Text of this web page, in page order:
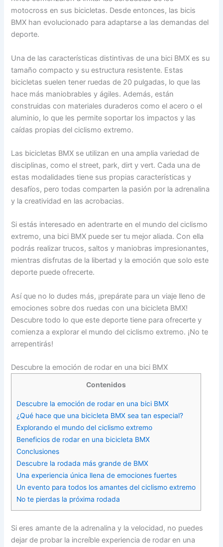
motocross en sus bicicletas. Desde entonces, las bicis
BMX han evolucionado para adaptarse a las demandas del
deporte.
Una de las características distintivas de una bici BMX es su
tamaño compacto y su estructura resistente. Estas
bicicletas suelen tener ruedas de 20 pulgadas, lo que las
hace más maniobrables y ágiles. Además, están
construidas con materiales duraderos como el acero o el
aluminio, lo que les permite soportar los impactos y las
caídas propias del ciclismo extremo.
Las bicicletas BMX se utilizan en una amplia variedad de
disciplinas, como el street, park, dirt y vert. Cada una de
estas modalidades tiene sus propias características y
desafíos, pero todas comparten la pasión por la adrenalina
y la creatividad en las acrobacias.
Si estás interesado en adentrarte en el mundo del ciclismo
extremo, una bici BMX puede ser tu mejor aliada. Con ella
podrás realizar trucos, saltos y maniobras impresionantes,
mientras disfrutas de la libertad y la emoción que solo este
deporte puede ofrecerte.
Así que no lo dudes más, ¡prepárate para un viaje lleno de
emociones sobre dos ruedas con una bicicleta BMX!
Descubre todo lo que este deporte tiene para ofrecerte y
comienza a explorar el mundo del ciclismo extremo. ¡No te
arrepentirás!
Descubre la emoción de rodar en una bici BMX
Contenidos
Descubre la emoción de rodar en una bici BMX
¿Qué hace que una bicicleta BMX sea tan especial?
Explorando el mundo del ciclismo extremo
Beneficios de rodar en una bicicleta BMX
Conclusiones
Descubre la rodada más grande de BMX
Una experiencia única llena de emociones fuertes
Un evento para todos los amantes del ciclismo extremo
No te pierdas la próxima rodada
Si eres amante de la adrenalina y la velocidad, no puedes
dejar de probar la increíble experiencia de rodar en una